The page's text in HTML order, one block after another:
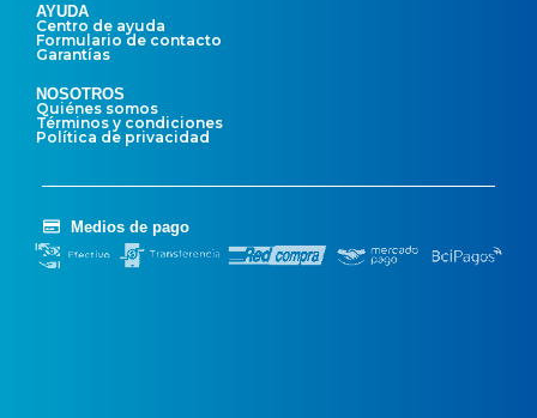
AYUDA
Centro de ayuda
Formulario de contacto
Garantías
NOSOTROS
Quiénes somos
Términos y condiciones
Política de privacidad
Medios de pago